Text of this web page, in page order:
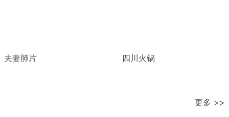
夫妻肺片 四川火锅
更多 >>